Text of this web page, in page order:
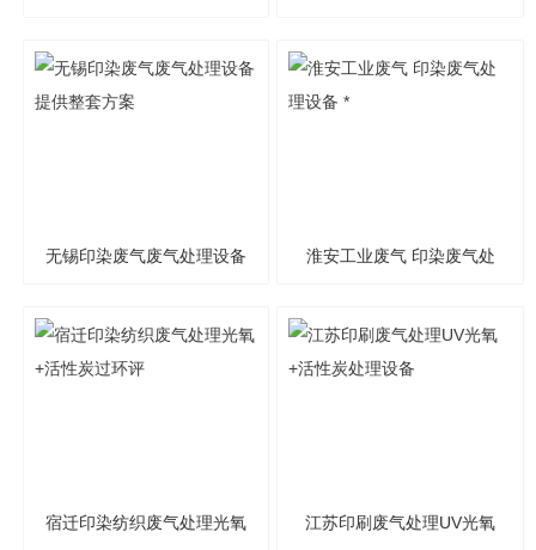
无锡印染废气废气处理设备 淮安工业废气 印染废气处
宿迁印染纺织废气处理光氧 江苏印刷废气处理UV光氧